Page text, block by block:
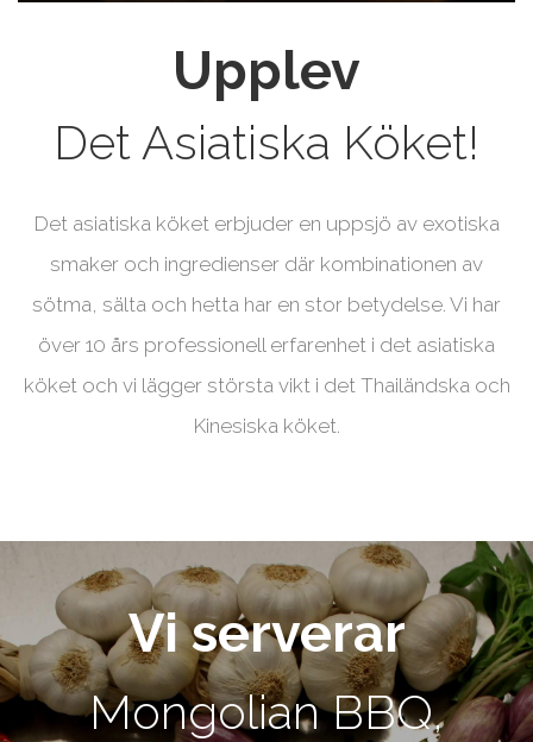
Upplev
Det Asiatiska Köket!
Det asiatiska köket erbjuder en uppsjö av exotiska
smaker och ingredienser där kombinationen av
sötma, sälta och hetta har en stor betydelse. Vi har
över 10 års professionell erfarenhet i det asiatiska
köket och vi lägger största vikt i det Thailändska och
Kinesiska köket.
Vi serverar
Mongolian BBQ,